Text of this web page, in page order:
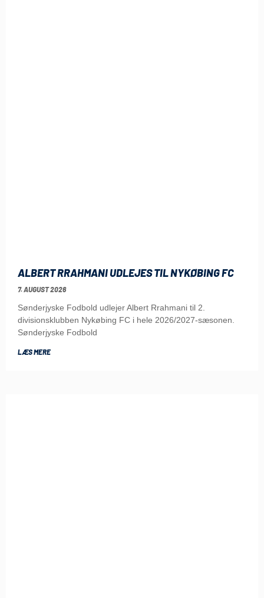
ALBERT RRAHMANI UDLEJES TIL NYKØBING FC
7. AUGUST 2026
Sønderjyske Fodbold udlejer Albert Rrahmani til 2.
divisionsklubben Nykøbing FC i hele 2026/2027-sæsonen.
Sønderjyske Fodbold
LÆS MERE